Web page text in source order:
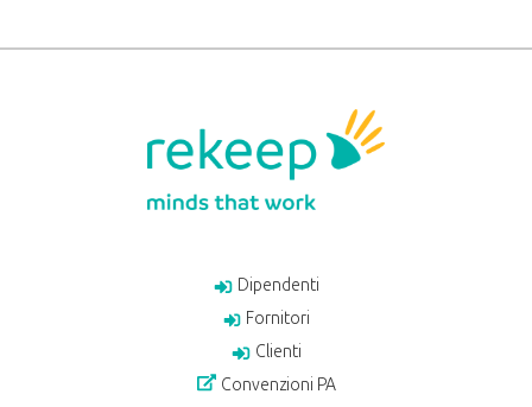
Dipendenti
Fornitori
Clienti
Convenzioni PA